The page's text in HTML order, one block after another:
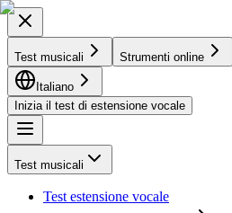
Test musicali Strumenti online
Italiano
Inizia il test di estensione vocale
Test musicali
Test estensione vocale